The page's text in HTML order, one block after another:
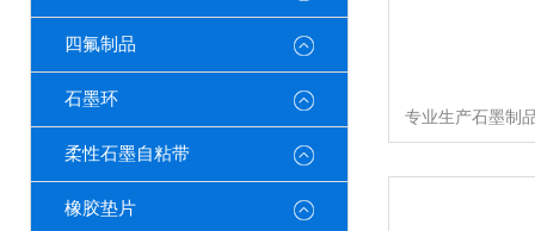
四氟制品
石墨环
柔性石墨自粘带
橡胶垫片